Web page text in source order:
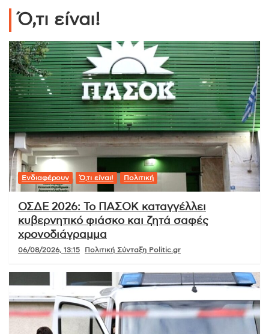
Ό,τι είναι!
Ενδιαφέρουν Ό,τι είναι! Πολιτική
ΟΣΔΕ 2026: Το ΠΑΣΟΚ καταγγέλλει
κυβερνητικό φιάσκο και ζητά σαφές
χρονοδιάγραμμα
06/08/2026, 13:15 Πολιτική Σύνταξη Politic.gr